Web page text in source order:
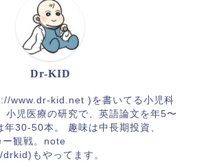
Dr-KID
www.dr-kid.net )を書いてる小児科
小児医療の研究で、英語論文を年5〜
年30-50本。 趣味は中長期投資、
ー観戦。note
もやってます。